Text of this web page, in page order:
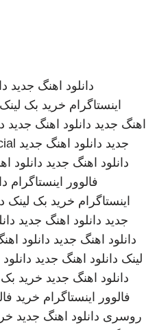
دانلود اهنگ جدید
اینستاگرام خرید بک لینک
اهنگ جدید دانلود اهنگ جدید
جدید دانلود اهنگ جدید
دانلود اهنگ جدید دانلود
فالوور اینستاگرام
اینستاگرام خرید بک لینک
جدید دانلود اهنگ جدید
دانلود اهنگ جدید دانلود
لینک دانلود اهنگ جدید
دانلود اهنگ جدید خرید بک
فالوور اینستاگرام خرید
روسری دانلود اهنگ جدید